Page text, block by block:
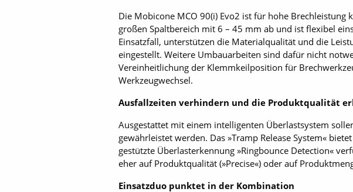
Die Mobicone MCO 90(i) Evo2 ist für hohe
großen Spaltbereich mit 6 – 45 mm ab und ist flexibel
Einsatzfall, unterstützen die Materialqualität und die
eingestellt. Weitere Umbauarbeiten sind dafür nicht
Vereinheitlichung der Klemmkeilposition für
Werkzeugwechsel.
Ausfallzeiten verhindern und die Produktqualität
Ausgestattet mit einem intelligenten Überlastsystem
gewährleistet werden. Das »Tramp Release System«
gestützte Überlasterkennung »Ringbounce Detection«
eher auf Produktqualität (»Precise«) oder auf
Einsatzduo punktet in der Kombination